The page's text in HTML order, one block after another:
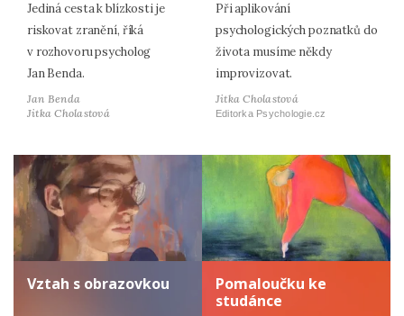
Jediná cesta k blízkosti je
riskovat zranění, říká
v rozhovoru psycholog
Jan Benda.
Jan Benda
Jitka Cholastová
Při aplikování
psychologických poznatků do
života musíme někdy
improvizovat.
Jitka Cholastová
Editorka Psychologie.cz
Vztah s obrazovkou
Pomaloučku ke
studánce